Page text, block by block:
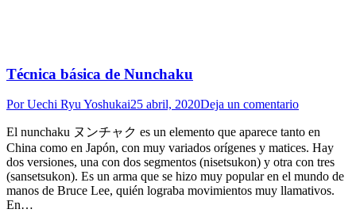
Técnica básica de Nunchaku
PorUechi Ryu Yoshukai25 abril, 2020Deja un comentario
El nunchaku ヌンチャク es un elemento que aparece tanto en
China como en Japón, con muy variados orígenes y matices. Hay
dos versiones, una con dos segmentos (nisetsukon) y otra con tres
(sansetsukon). Es un arma que se hizo muy popular en el mundo de
manos de Bruce Lee, quién lograba movimientos muy llamativos.
En…